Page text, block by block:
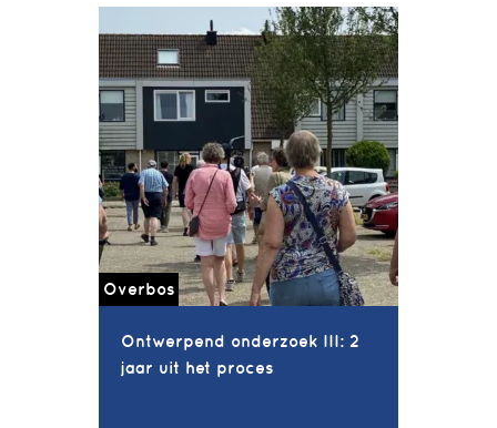
Overbos
Ontwerpend onderzoek III: 2
jaar uit het proces